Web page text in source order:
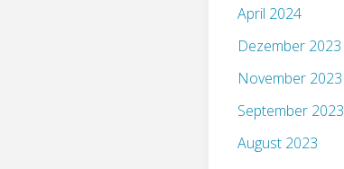
April 2024
Dezember 2023
November 2023
September 2023
August 2023